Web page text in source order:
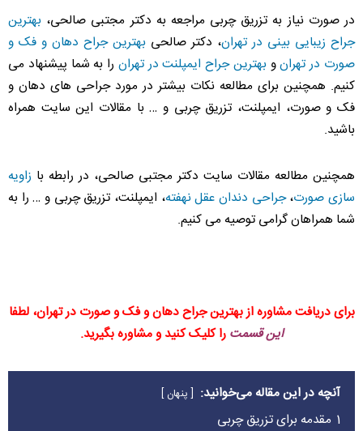
در صورت نیاز به تزریق چربی مراجعه به دکتر مجتبی صالحی، بهترین
جراح زیبایی بینی در تهران، دکتر صالحی بهترین جراح دهان و فک و
صورت در تهرانوبهترین جراح ایمپلنت در تهران را به شما پیشنهاد می
کنیم. همچنین برای مطالعه نکات بیشتر در مورد جراحی های دهان و
فک و صورت، ایمپلنت، تزریق چربی و … با مقالات این سایت همراه
باشید.
همچنین مطالعه مقالات سایت دکتر مجتبی صالحی، در رابطه با زاویه
سازی صورت،جراحی دندان عقل نهفته، ایمپلنت، تزریق چربی و … را به
شما همراهان گرامی توصیه می کنیم.
برای دریافت مشاوره از بهترین جراح دهان و فک و صورت در تهران، لطفا
این قسمت را کلیک کنید و مشاوره بگیرید.
آنچه در این مقاله می‌خوانید: پنهان
1 مقدمه برای تزریق چربی